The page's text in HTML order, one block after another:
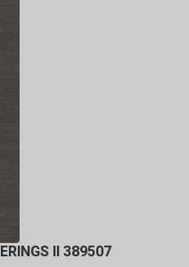
II 389507